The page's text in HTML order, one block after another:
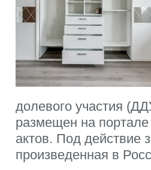
долевого участия
размещен на
актов. Под действие
произведенная в